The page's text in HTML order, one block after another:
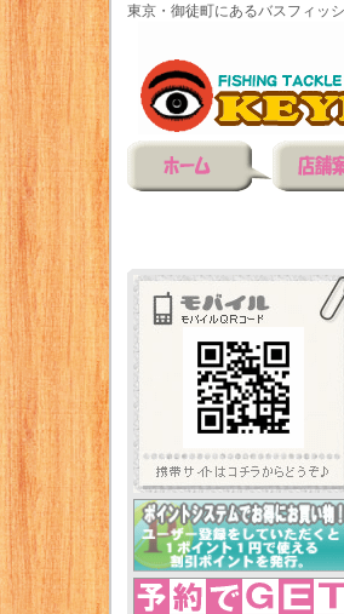
東京・御徒町にあるバスフィッ